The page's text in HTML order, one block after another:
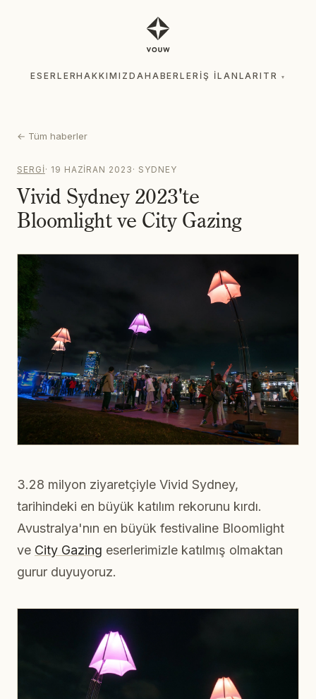
ESERLERHAKKIMIZDAHABERLER İŞ İLANLARI TR ▾
← Tüm haberler
SERGI · 19 HAZIRAN 2023 · SYDNEY
Vivid Sydney 2023'te
Bloomlight ve City Gazing
3.28 milyon ziyaretçiyle Vivid Sydney,
tarihindeki en büyük katılım rekorunu kırdı.
Avustralya'nın en büyük festivaline Bloomlight
ve City Gazing eserlerimizle katılmış olmaktan
gurur duyuyoruz.